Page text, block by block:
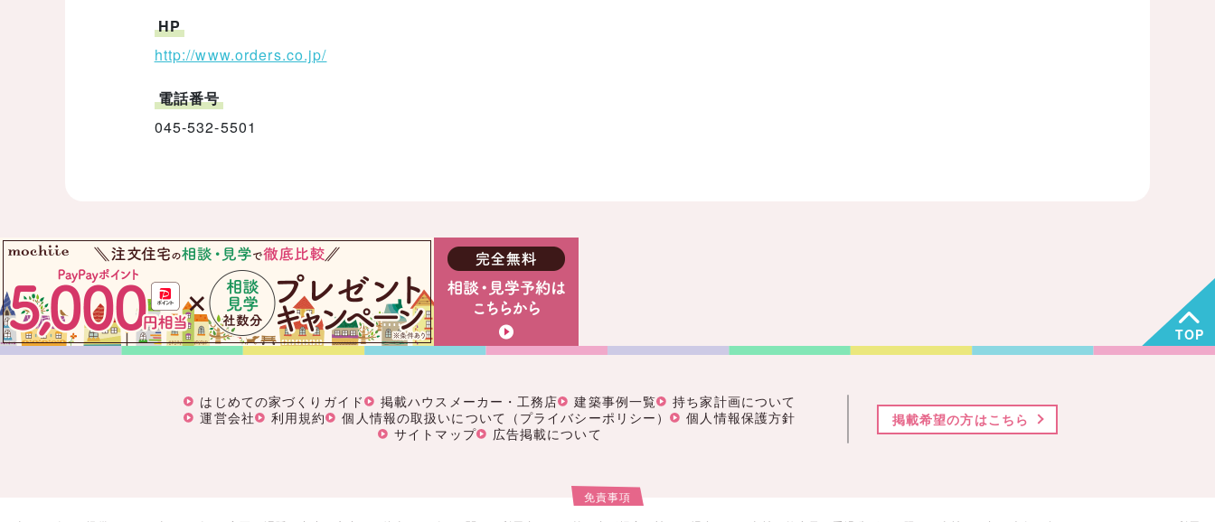
HP
http://www.orders.co.jp/
電話番号
045-532-5501
TOP
はじめての家づくりガイド 掲載ハウスメーカー・工務店 建築事例一覧
持ち家計画について
運営会社
利用規約 個人情報の取扱いについて（プライバシーポリシー）
個人情報保護方針
サイトマップ
広告掲載について
掲載希望の方はこちら
免責事項